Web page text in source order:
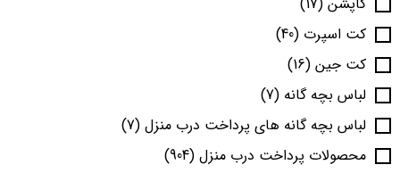
کت اسپرت (40)
کت جین (16)
لباس بچه گانه (7)
لباس بچه گانه های پرداخت درب منزل (7)
محصولات پرداخت درب منزل (904)